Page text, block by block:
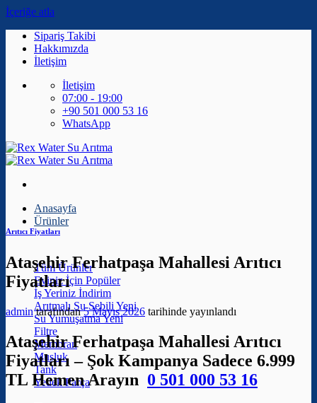
İçeriğe atla
Sipariş Takibi
Hakkımızda
İletişim
İletişim
07:00 - 19:00
+90 501 000 53 16
WhatsApp
Anasayfa
Ürünler
Tüm Ürünler
Eviniz İçin
İş Yeriniz
Arıtmalı Su Sebili
Su Yumuşatma
Filtre
Membran
Musluk
Tank
Yedek Parça
Arıtıcı Fiyatları
Ataşehir Ferhatpaşa Mahallesi Arıtıcı
Fiyatları
admintarafından 5 Mayıs 2026 tarihinde yayınlandı
Ataşehir Ferhatpaşa Mahallesi Arıtıcı
Fiyatları – Şok Kampanya Sadece 6.999
TL Hemen Arayın 0 501 000 53 16